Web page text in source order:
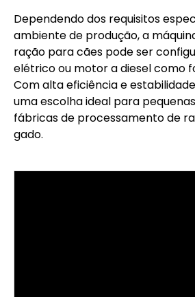
Dependendo dos requisitos
ambiente de produção, a
ração para cães pode ser
elétrico ou motor a diesel como
Com alta eficiência e
uma escolha ideal para
fábricas de processamento de
gado.